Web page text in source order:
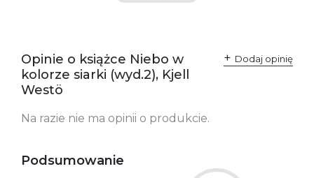
Polska
kontakt@wydajenamsie.pl
+48 61 623 38 38
informacje dotyczące
Opinie o książce Niebo w
kolorze siarki (wyd.2), Kjell
Westö
Dodaj opinię
Na razie nie ma opinii o produkcie.
Podsumowanie